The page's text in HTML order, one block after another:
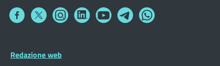
Collegamento
Collegamento
a
Collegamento
a
Collegamento
a
Collegamento
a
Collegamento
a
Collegamento
a
Footer
Widget
Footer
Redazione web